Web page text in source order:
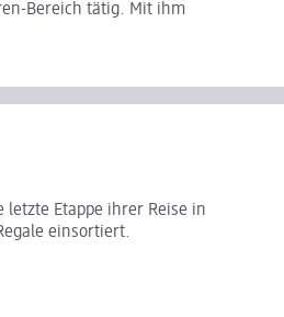
Bereich tätig. Mit ihm
letzte Etappe ihrer Reise in
einsortiert.